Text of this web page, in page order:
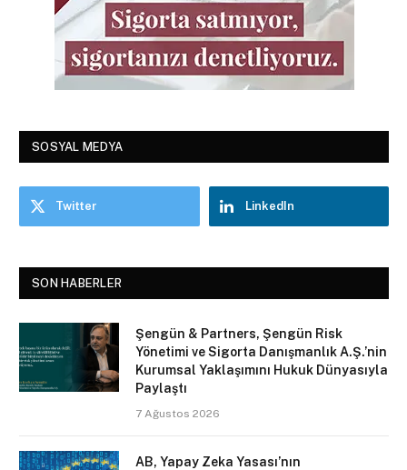
SOSYAL MEDYA
Twitter LinkedIn
SON HABERLER
Şengün & Partners, Şengün Risk
Yönetimi ve Sigorta Danışmanlık A.Ş.’nin
Kurumsal Yaklaşımını Hukuk Dünyasıyla
Paylaştı
7 Ağustos 2026
AB, Yapay Zeka Yasası’nın